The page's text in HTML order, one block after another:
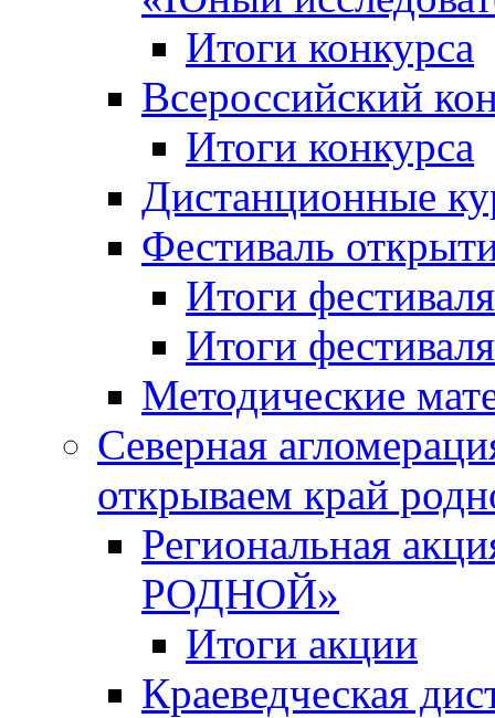
Итоги конкурса
Всероссийский
Итоги конкурса
Дистанционные
Фестиваль
Итоги
Итоги
Методические
Северная
открываем край
Региональная
РОДНОЙ»
Итоги акции
Краеведческая